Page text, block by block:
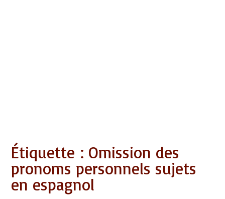
Étiquette : Omission des
pronoms personnels sujets
en espagnol